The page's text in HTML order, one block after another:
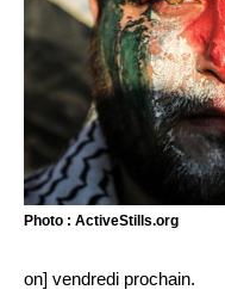
Photo : ActiveStills.org
on] vendredi prochain.